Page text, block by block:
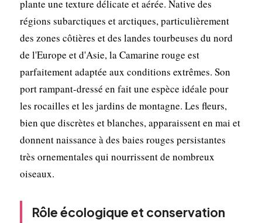
plante une texture délicate et aérée. Native des
régions subarctiques et arctiques, particulièrement
des zones côtières et des landes tourbeuses du nord
de l'Europe et d'Asie, la Camarine rouge est
parfaitement adaptée aux conditions extrêmes. Son
port rampant-dressé en fait une espèce idéale pour
les rocailles et les jardins de montagne. Les fleurs,
bien que discrètes et blanches, apparaissent en mai et
donnent naissance à des baies rouges persistantes
très ornementales qui nourrissent de nombreux
oiseaux.
Rôle écologique et conservation